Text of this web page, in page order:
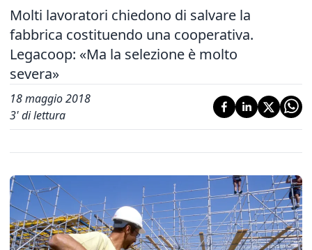
Molti lavoratori chiedono di salvare la
fabbrica costituendo una cooperativa.
Legacoop: «Ma la selezione è molto
severa»
18 maggio 2018
3' di lettura